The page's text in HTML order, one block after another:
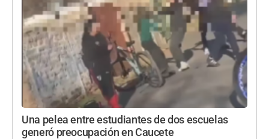
Una pelea entre estudiantes de dos escuelas
generó preocupación en Caucete